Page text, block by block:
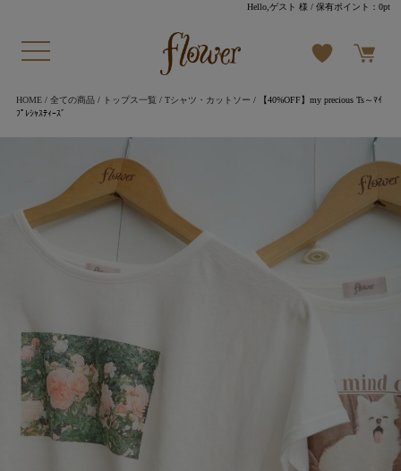
Hello,ゲスト 様 / 保有ポイント：0pt
HOME/ 全ての商品/ トップス一覧 / Tシャツ・カットソー / 【40%OFF】my precious Ts～ﾏｲ
ﾌﾟﾚｼｬｽﾃｨｰｽﾞ